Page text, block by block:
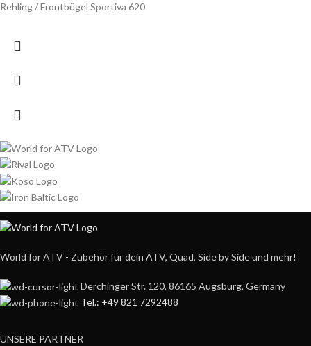
Rehling / Frontbügel Sportiva 620
World for ATV - Zubehör für dein ATV, Quad, Side by Side und mehr!
Derchinger Str. 120, 86165 Augsburg, Germany
Tel.: +49 821 7292488
UNSERE PARTNER